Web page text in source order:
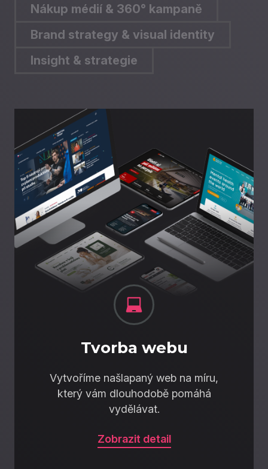
Nákup médií & 360° kampaně
Brand strategy & visual identity
Insight & strategie
Tvorba webu
Vytvoříme našlapaný web na míru,
který vám dlouhodobě pomáhá
vydělávat.
Zobrazit detail